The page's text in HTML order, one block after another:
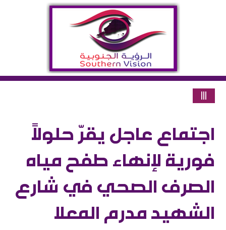
اجتماع عاجل يقرّ حلولاً
فورية لإنهاء طفح مياه
الصرف الصحي في شارع
الشهيد مدرم المعلا